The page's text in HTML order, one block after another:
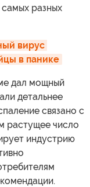
самых разных
вирус
в панике
дал мощный
детальнее
связано с
растущее число
индустрию